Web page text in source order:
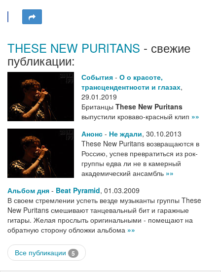
THESE NEW PURITANS - свежие
публикации:
События - О о красоте,
трансцендентности и глазах,
29.01.2019
Британцы These New Puritans
выпустили кроваво-красный клип »»
Анонс - Не ждали, 30.10.2013
These New Puritans возвращаются в
Россию, успев превратиться из рок-
группы едва ли не в камерный
академический ансамбль »»
Альбом дня - Beat Pyramid, 01.03.2009
В своем стремлении успеть везде музыканты группы These
New Puritans смешивают танцевальный бит и гаражные
гитары. Желая прослыть оригинальными - помещают на
обратную сторону обложки альбома »»
Все публикации 5